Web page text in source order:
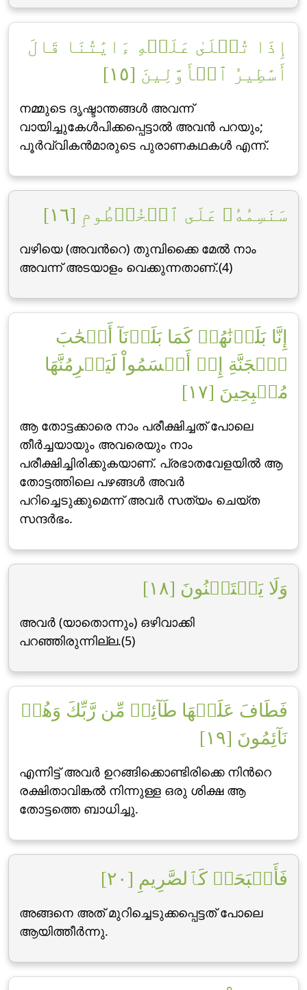
إِذَا تُتۡلَىٰ عَلَيۡهِ ءَايَٰتُنَا قَالَ
أَسَٰطِيرُ ٱلۡأَوَّلِينَ [١٥]
നമ്മുടെ ദൃഷ്ടാന്തങ്ങള്‍ അവന്ന്
വായിച്ചുകേള്‍പിക്കപ്പെട്ടാല്‍ അവന്‍ പറയും;
പൂര്‍വ്വികന്‍മാരുടെ പുരാണകഥകള്‍ എന്ന്‌.
سَنَسِمُهُۥ عَلَى ٱلۡخُرۡطُومِ [١٦]
വഴിയെ (അവന്‍റെ) തുമ്പിക്കൈ മേല്‍ നാം
അവന്ന് അടയാളം വെക്കുന്നതാണ്‌.(4)
إِنَّا بَلَوۡنَٰهُمۡ كَمَا بَلَوۡنَآ أَصۡحَٰبَ
ٱلۡجَنَّةِ إِذۡ أَقۡسَمُواْ لَيَصۡرِمُنَّهَا
مُصۡبِحِينَ [١٧]
ആ തോട്ടക്കാരെ നാം പരീക്ഷിച്ചത് പോലെ
തീര്‍ച്ചയായും അവരെയും നാം
പരീക്ഷിച്ചിരിക്കുകയാണ്‌. പ്രഭാതവേളയില്‍ ആ
തോട്ടത്തിലെ പഴങ്ങള്‍ അവര്‍
പറിച്ചെടുക്കുമെന്ന് അവര്‍ സത്യം ചെയ്ത
സന്ദര്‍ഭം.
وَلَا يَسۡتَثۡنُونَ [١٨]
അവര്‍ (യാതൊന്നും) ഒഴിവാക്കി
പറഞ്ഞിരുന്നില്ല.(5)
فَطَافَ عَلَيۡهَا طَآئِفٞ مِّن رَّبِّكَ وَهُمۡ
نَآئِمُونَ [١٩]
എന്നിട്ട് അവര്‍ ഉറങ്ങിക്കൊണ്ടിരിക്കെ നിന്‍റെ
രക്ഷിതാവിങ്കല്‍ നിന്നുള്ള ഒരു ശിക്ഷ ആ
തോട്ടത്തെ ബാധിച്ചു.
فَأَصۡبَحَتۡ كَٱلصَّرِيمِ [٢٠]
അങ്ങനെ അത് മുറിച്ചെടുക്കപ്പെട്ടത് പോലെ
ആയിത്തീര്‍ന്നു.